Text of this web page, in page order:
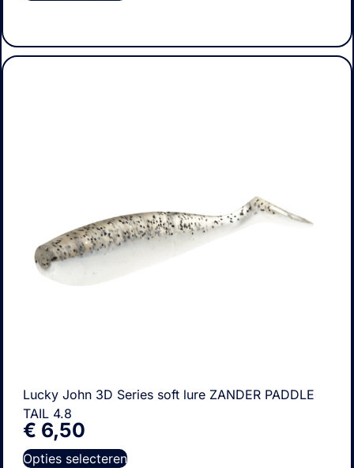
Lucky John 3D Series soft lure ZANDER PADDLE
TAIL 4.8
€ 6,50
Opties selecteren